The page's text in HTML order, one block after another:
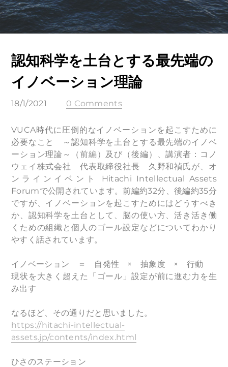
認知科学を土台とする最先端の
イノベーション理論
18/1/2021 0 Comments
VUCA時代に圧倒的なイノベーションを起こすために
必要なこと ～認知科学を土台とする最先端のイノベ
ーション理論～（前編）及び（後編）、講演者：コノ
ウェイ株式会社 代表取締役社長 久野和禎氏が、オ
ンラインイベント Hitachi Intellectual Assets
Forumで公開されています。前編約32分、後編約35分
ですが、イノベーションを起こすためにはどうすべき
か、認知科学を土台として、脳の使い方、活き活き働
くための組織と個人のゴール設定などについてわかり
やすく話されています。
イノベーション ＝ 自発性 × 抽象度 × 行動
現状を大きく超えた「ゴール」設定が前に進む力を生
み出す
なるほど、その通りだと思いました。
https://hitachi-intellectual-
assets.jp/contents/index.html
ひさのステーション